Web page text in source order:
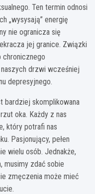
Ten termin odnosi
„wysysają” energię
nie ogranicza się
jej granice. Związki
chronicznego
drzwi wcześniej
depresyjnego.
bardziej skomplikowana
oka. Każdy z nas
który potrafi nas
Pasjonujący, pełen
wielu osób. Jednakże,
musimy zdać sobie
zmęczenia może mieć